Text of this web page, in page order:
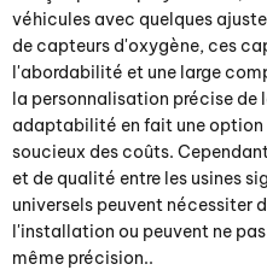
véhicules avec quelques
de capteurs d'oxygène, ces
l'abordabilité et une large
la personnalisation précise de
adaptabilité en fait une
soucieux des coûts.
et de qualité entre les usines
universels peuvent nécessiter
l'installation ou peuvent ne
même précision..